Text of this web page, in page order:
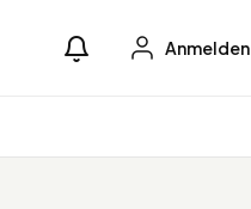
Anmelden